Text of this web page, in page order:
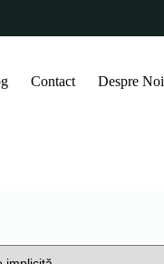
Contact Despre Noi